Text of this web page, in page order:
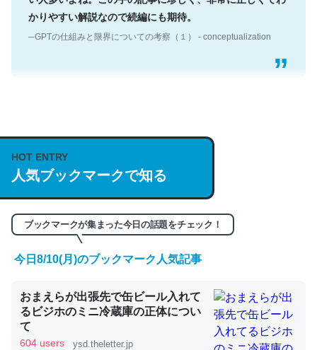
かりやすい解説なので続編にも期待。
─GPTの仕組みと限界についての考察（１） - conceptualization
説してる記事が少ないので貴重な良記事。/続編来た
https://isobe324649.hatenablog.com/entry/2023/03/27
/064121
─GPTの仕組みと限界についての考察（１） - conceptualization
くらい。小説でいう「ずっと前の伏線」は回収されないけ
ど、短期記憶というには多い分量。進化すればするほど分
かりやすく強くなりそう
HOT ENTRY
人気ブックマークで知る
ブックマークが集まった今日の話題をチェック！
今日8/10(月)のブックマーク人気記事
おまえらが出張先で缶ビール入れて
るビジホのミニ冷蔵庫の正体につい
て
604 users ysd.theletter.jp